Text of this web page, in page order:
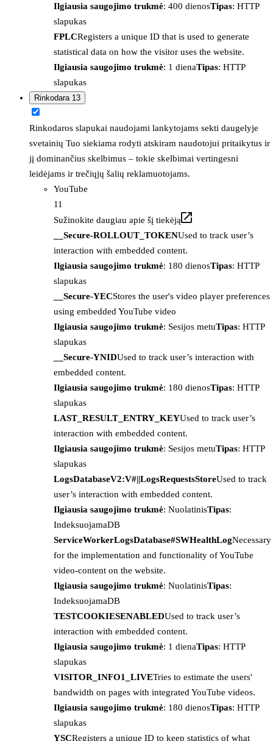
Ilgiausia saugojimo trukmė: 400 dienosTipas: HTTP
slapukas
FPLCRegisters a unique ID that is used to generate
statistical data on how the visitor uses the website.
Ilgiausia saugojimo trukmė: 1 dienaTipas: HTTP
slapukas
Rinkodara 13
Rinkodaros slapukai naudojami lankytojams sekti daugelyje
svetainių Tuo siekiama rodyti atskiram naudotojui pritaikytus ir
jį dominančius skelbimus – tokie skelbimai vertingesni
leidėjams ir trečiųjų šalių reklamuotojams.
YouTube
11
Sužinokite daugiau apie šį tiekėją
__Secure-ROLLOUT_TOKENUsed to track user’s
interaction with embedded content.
Ilgiausia saugojimo trukmė: 180 dienosTipas: HTTP
slapukas
__Secure-YECStores the user's video player preferences
using embedded YouTube video
Ilgiausia saugojimo trukmė: Sesijos metuTipas: HTTP
slapukas
__Secure-YNIDUsed to track user’s interaction with
embedded content.
Ilgiausia saugojimo trukmė: 180 dienosTipas: HTTP
slapukas
LAST_RESULT_ENTRY_KEYUsed to track user’s
interaction with embedded content.
Ilgiausia saugojimo trukmė: Sesijos metuTipas: HTTP
slapukas
LogsDatabaseV2:V#||LogsRequestsStoreUsed to track
user’s interaction with embedded content.
Ilgiausia saugojimo trukmė: NuolatinisTipas:
IndeksuojamaDB
ServiceWorkerLogsDatabase#SWHealthLogNecessary
for the implementation and functionality of YouTube
video-content on the website.
Ilgiausia saugojimo trukmė: NuolatinisTipas:
IndeksuojamaDB
TESTCOOKIESENABLEDUsed to track user’s
interaction with embedded content.
Ilgiausia saugojimo trukmė: 1 dienaTipas: HTTP
slapukas
VISITOR_INFO1_LIVETries to estimate the users'
bandwidth on pages with integrated YouTube videos.
Ilgiausia saugojimo trukmė: 180 dienosTipas: HTTP
slapukas
YSCRegisters a unique ID to keep statistics of what